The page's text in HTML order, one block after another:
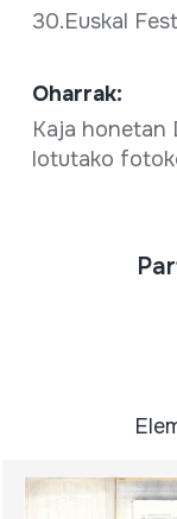
30.Euskal
Oharrak:
Kaja honetan
lotutako